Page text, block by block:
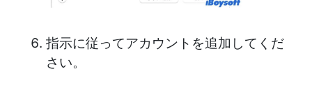
指示に従ってアカウントを追加してくだ
さい。